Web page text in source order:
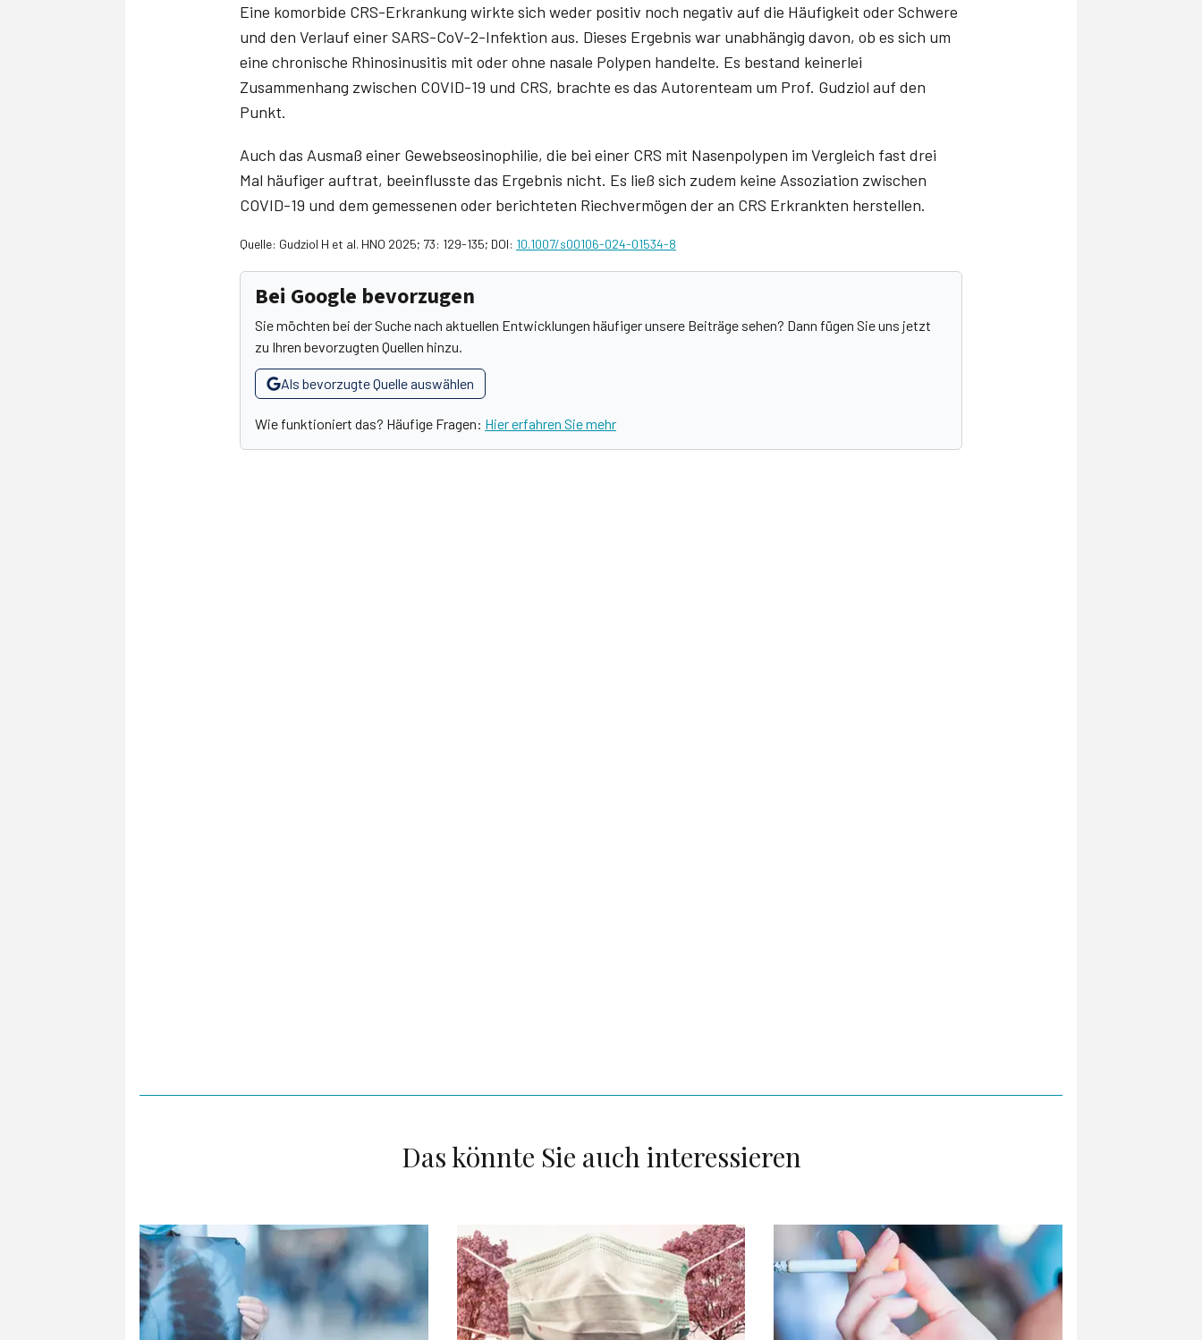
Eine komorbide CRS-Erkrankung wirkte sich weder positiv noch negativ auf die Häufigkeit oder Schwere
und den Verlauf einer SARS-CoV-2-Infektion aus. Dieses Ergebnis war unabhängig davon, ob es sich um
eine chronische Rhinosinusitis mit oder ohne nasale Polypen handelte. Es bestand keinerlei
Zusammenhang zwischen COVID-19 und CRS, brachte es das Autorenteam um Prof. Gudziol auf den
Punkt.
Auch das Ausmaß einer Gewebseosinophilie, die bei einer CRS mit Nasenpolypen im Vergleich fast drei
Mal häufiger auftrat, beeinflusste das Ergebnis nicht. Es ließ sich zudem keine Assoziation zwischen
COVID-19 und dem gemessenen oder berichteten Riechvermögen der an CRS Erkrankten herstellen.
Quelle: Gudziol H et al. HNO 2025; 73: 129-135; DOI: 10.1007/s00106-024-01534-8
Bei Google bevorzugen
Sie möchten bei der Suche nach aktuellen Entwicklungen häufiger unsere Beiträge sehen? Dann fügen Sie uns jetzt
zu Ihren bevorzugten Quellen hinzu.
Als bevorzugte Quelle auswählen
Wie funktioniert das? Häufige Fragen: Hier erfahren Sie mehr
Das könnte Sie auch interessieren